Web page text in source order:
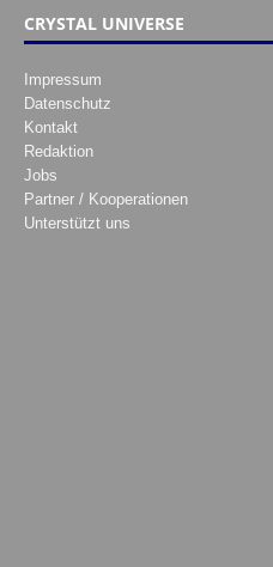
CRYSTAL UNIVERSE
Impressum
Datenschutz
Kontakt
Redaktion
Jobs
Partner / Kooperationen
Unterstützt uns